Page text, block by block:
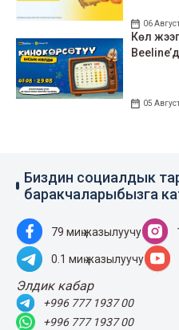
06
Көл
05
Биздин социалдык
баракчаларыбызга
79 миң жазылуучу
0.1 миң жазылуучу
Элдик кабар
+996 777 1937 00
+996 777 1937 00